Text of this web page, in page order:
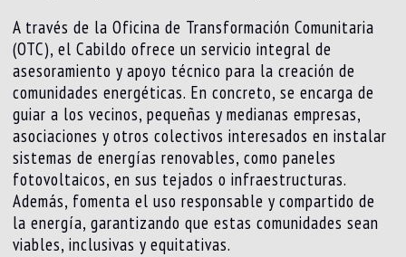
A través de la Oficina de Transformación Comunitaria
(OTC), el Cabildo ofrece un servicio integral de
asesoramiento y apoyo técnico para la creación de
comunidades energéticas. En concreto, se encarga de
guiar a los vecinos, pequeñas y medianas empresas,
asociaciones y otros colectivos interesados en instalar
sistemas de energías renovables, como paneles
fotovoltaicos, en sus tejados o infraestructuras.
Además, fomenta el uso responsable y compartido de
la energía, garantizando que estas comunidades sean
viables, inclusivas y equitativas.